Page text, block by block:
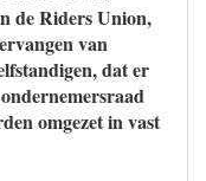
de Riders Union,
van
dat er
omgezet in vast